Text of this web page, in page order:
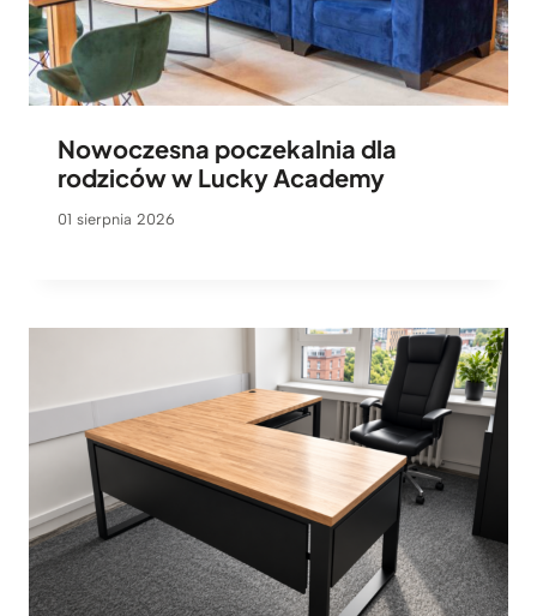
Nowoczesna poczekalnia dla
rodziców w Lucky Academy
01 sierpnia 2026